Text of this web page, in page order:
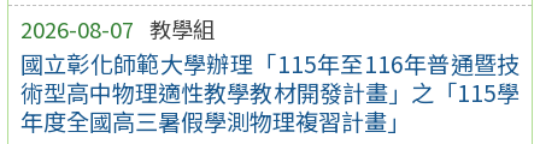
2026-08-07 教學組
國立彰化師範大學辦理「115年至116年普通暨技
術型高中物理適性教學教材開發計畫」之「115學
年度全國高三暑假學測物理複習計畫」